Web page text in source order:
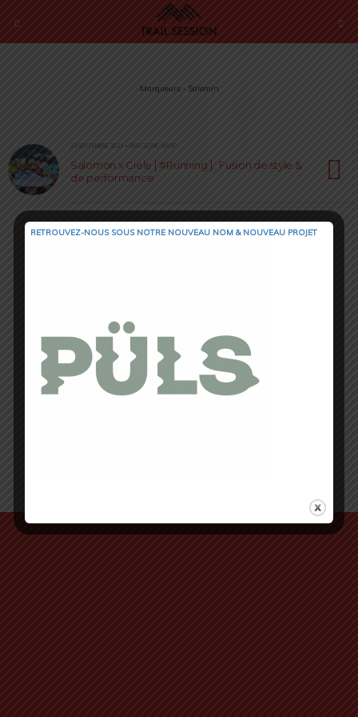
Marqueurs › Salomin
23 SEPTEMBRE 2023 • PAR CÉDRIC MASIP
Salomon x Ciele [ #Running ] : Fusion de style &
de performance
RETROUVEZ-NOUS SOUS NOTRE NOUVEAU NOM & NOUVEAU PROJET